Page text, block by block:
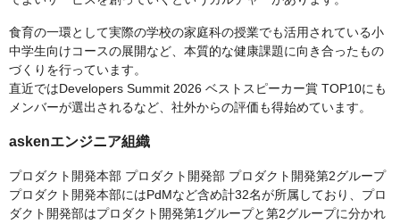
食育の一環として実際の学校の家庭科の授業でも活用されている小
中学生向けコースの展開など、本質的な健康課題に向き合ったもの
づくりを行っています。
直近ではDevelopers Summit 2026 ベストスピーカー賞 TOP10にも
メンバーが選出されるなど、社外からの評価も得始めています。
askenエンジニア組織
プロダクト開発本部 プロダクト開発部 プロダクト開発第2グループ
プロダクト開発本部にはPdMなど含め計32名が所属しており、プロ
ダクト開発部はプロダクト開発第1グループと第2グループに分かれ